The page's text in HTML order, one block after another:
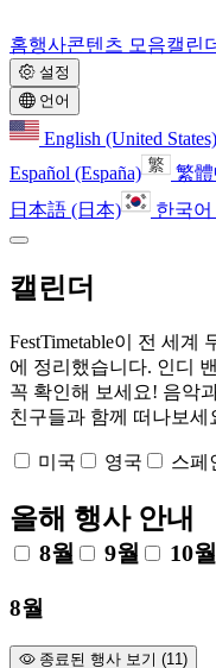
홈행사콘텐츠 모음캘린
설정
언어
English (United States)
Español (España)
繁
日本語 (日本)
한국
캘린더
FestTimetable이 전 세계
에 정리했습니다. 인디
꼭 확인해 보세요! 음악
친구들과 함께 떠나보세
미국 영국 스페
올해 행사 안내
8월 9월 10월
8월
종료된 행사 보기 (11)